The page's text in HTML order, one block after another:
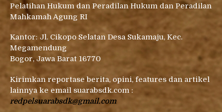
Pelatihan Hukum dan Peradilan Hukum dan Peradilan
Mahkamah Agung RI
Kantor: Jl. Cikopo Selatan Desa Sukamaju, Kec.
Megamendung
Bogor, Jawa Barat 16770
Kirimkan reportase berita, opini, features dan artikel
lainnya ke email suarabsdk.com :
redpelsuarabsdk@gmail.com